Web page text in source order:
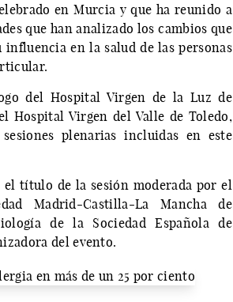
en Murcia y que ha reunido a
que han analizado los cambios que
en la salud de las personas
del Hospital Virgen de la Luz de
Hospital Virgen del Valle de Toledo,
plenarias incluidas en este
el título de la sesión moderada por el
Madrid-Castilla-La Mancha de
de la Sociedad Española de
del evento.